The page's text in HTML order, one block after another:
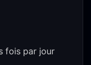
fois par jour